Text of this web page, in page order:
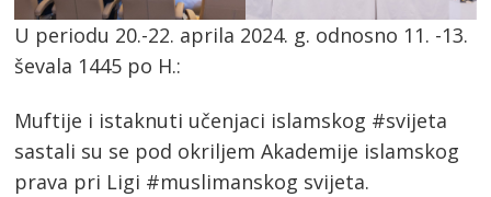
U periodu 20.-22. aprila 2024. g. odnosno 11. -13.
ševala 1445 po H.:
Muftije i istaknuti učenjaci islamskog #svijeta
sastali su se pod okriljem Akademije islamskog
prava pri Ligi #muslimanskog svijeta.